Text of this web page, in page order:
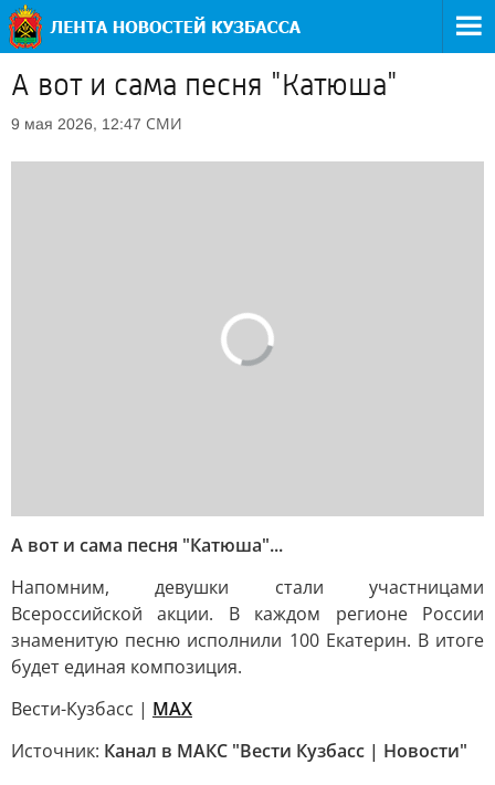
А вот и сама песня "Катюша"
9 мая 2026, 12:47 СМИ
А вот и сама песня "Катюша"...
Напомним, девушки стали участницами
Всероссийской акции. В каждом регионе России
знаменитую песню исполнили 100 Екатерин. В итоге
будет единая композиция.
Вести-Кузбасс | MAX
Источник: Канал в МАКС "Вести Кузбасс | Новости"